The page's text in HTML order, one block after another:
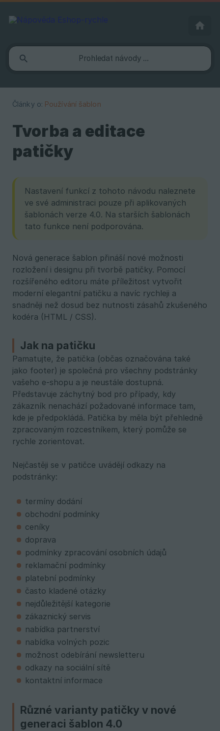
Články o: Používání šablon
Tvorba a editace
patičky
Nastavení funkcí z tohoto návodu naleznete
ve své administraci pouze při aplikovaných
šablonách verze 4.0. Na starších šablonách
tato funkce není podporována.
Nová generace šablon přináší nové možnosti
rozložení i designu při tvorbě patičky. Pomocí
rozšířeného editoru máte příležitost vytvořit
moderní elegantní patičku a navíc rychleji a
snadněji než dosud bez nutnosti zásahů zkušeného
kodéra (HTML / CSS).
Jak na patičku
Pamatujte, že patička (občas označována také
jako footer) je společná pro všechny podstránky
vašeho e-shopu a je neustále dostupná.
Představuje záchytný bod pro případy, kdy
zákazník nenachází požadované informace tam,
kde je předpokládá. Patička by měla být přehledně
zpracovaným rozcestníkem, který pomůže se
rychle zorientovat.
Nejčastěji se v patičce uvádějí odkazy na
podstránky:
termíny dodání
obchodní podmínky
ceníky
doprava
podmínky zpracování osobních údajů
reklamační podmínky
platební podmínky
často kladené otázky
nejdůležitější kategorie
zákaznický servis
nabídka partnerství
nabídka volných pozic
možnost odebírání newsletteru
odkazy na sociální sítě
kontaktní informace
Různé varianty patičky v nové
generaci šablon 4.0